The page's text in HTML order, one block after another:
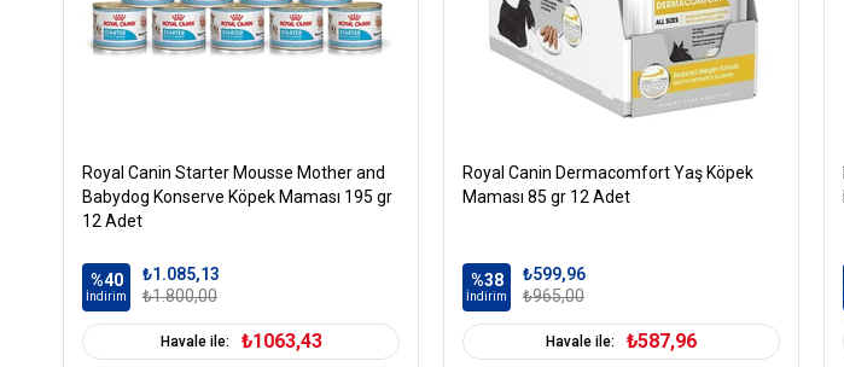
Royal Canin Starter Mousse Mother and
Babydog Konserve Köpek Maması 195 gr
12 Adet
%40
İndirim
₺1.085,13
₺1.800,00
Havale ile: ₺1063,43
Royal Canin Dermacomfort Yaş Köpek
Maması 85 gr 12 Adet
%38
İndirim
₺599,96
₺965,00
Havale ile: ₺587,96